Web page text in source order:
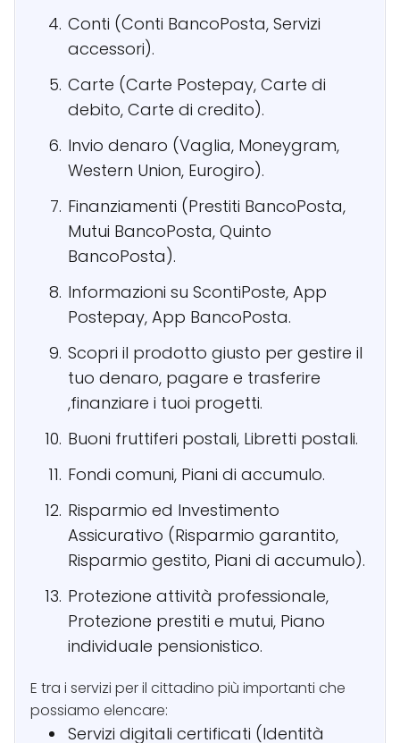
Conti (Conti BancoPosta, Servizi
accessori).
Carte (Carte Postepay, Carte di
debito, Carte di credito).
Invio denaro (Vaglia, Moneygram,
Western Union, Eurogiro).
Finanziamenti (Prestiti BancoPosta,
Mutui BancoPosta, Quinto
BancoPosta).
Informazioni su ScontiPoste, App
Postepay, App BancoPosta.
Scopri il prodotto giusto per gestire il
tuo denaro, pagare e trasferire
,finanziare i tuoi progetti.
Buoni fruttiferi postali, Libretti postali.
Fondi comuni, Piani di accumulo.
Risparmio ed Investimento
Assicurativo (Risparmio garantito,
Risparmio gestito, Piani di accumulo).
Protezione attività professionale,
Protezione prestiti e mutui, Piano
individuale pensionistico.
E tra i servizi per il cittadino più importanti che
possiamo elencare:
Servizi digitali certificati (Identità